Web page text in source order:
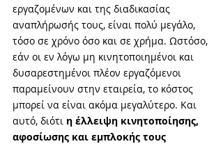
εργαζομένων και της διαδικασίας
αναπλήρωσής τους, είναι πολύ μεγάλο,
τόσο σε χρόνο όσο και σε χρήμα. Ωστόσο,
εάν οι εν λόγω μη κινητοποιημένοι και
δυσαρεστημένοι πλέον εργαζόμενοι
παραμείνουν στην εταιρεία, το κόστος
μπορεί να είναι ακόμα μεγαλύτερο. Και
αυτό, διότι η έλλειψη κινητοποίησης,
αφοσίωσης και εμπλοκής τους